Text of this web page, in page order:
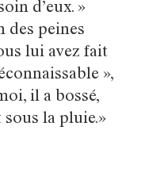
d’eux. »
des peines
lui avez fait
»,
il a bossé,
la pluie.»